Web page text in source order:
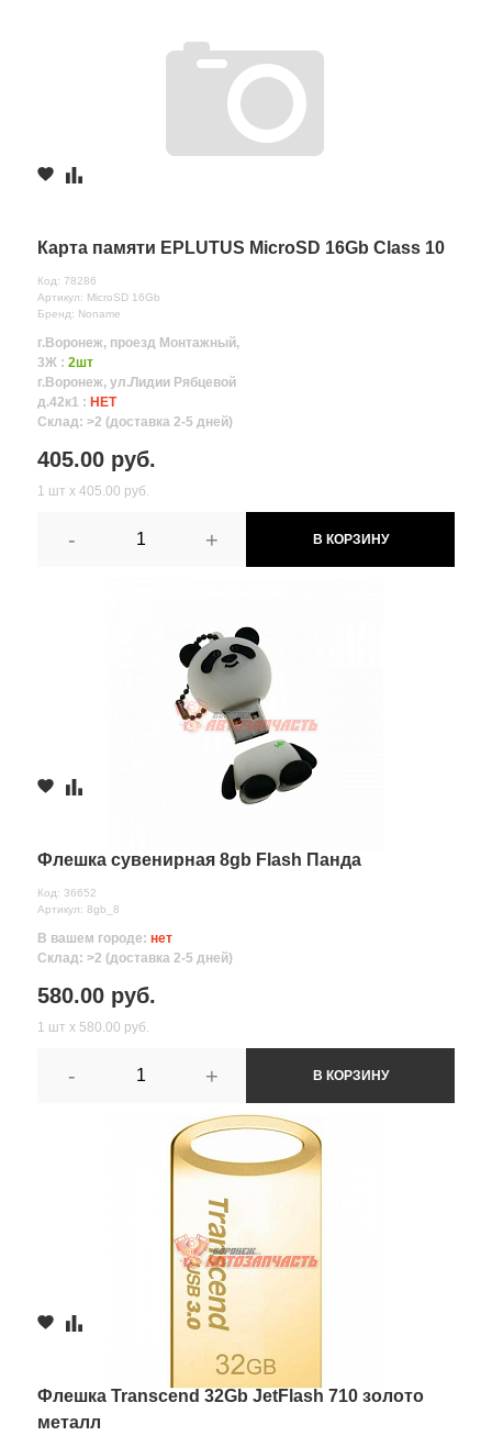
Карта памяти EPLUTUS MicroSD 16Gb Class 10
Код: 78286
Артикул: MicroSD 16Gb
Бренд: Noname
г.Воронеж, проезд Монтажный,
3Ж : 2шт
г.Воронеж, ул.Лидии Рябцевой
д.42к1 : НЕТ
Склад: >2 (доставка 2-5 дней)
405.00 руб.
1 шт х 405.00 руб.
- + В КОРЗИНУ
Флешка сувенирная 8gb Flash Панда
Код: 36652
Артикул: 8gb_8
В вашем городе: нет
Склад: >2 (доставка 2-5 дней)
580.00 руб.
1 шт х 580.00 руб.
- + В КОРЗИНУ
Флешка Transcend 32Gb JetFlash 710 золото
металл